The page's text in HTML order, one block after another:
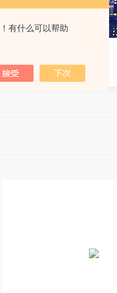
有什么可以帮助